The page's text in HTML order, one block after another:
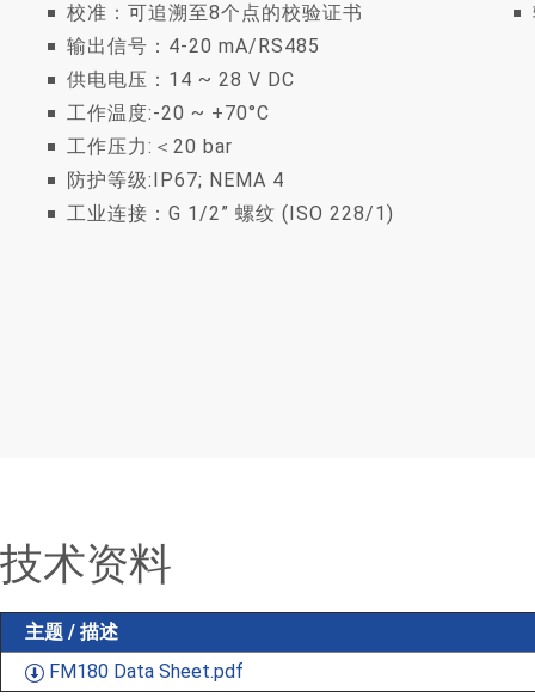
校准：可追溯至8个点的校验证书
输出信号：4-20 mA/RS485
供电电压：14 ~ 28 V DC
工作温度:-20 ~ +70°C
工作压力:＜20 bar
防护等级:IP67; NEMA 4
工业连接：G 1/2” 螺纹 (ISO 228/1)
技术资料
主题 / 描述
FM180 Data Sheet.pdf